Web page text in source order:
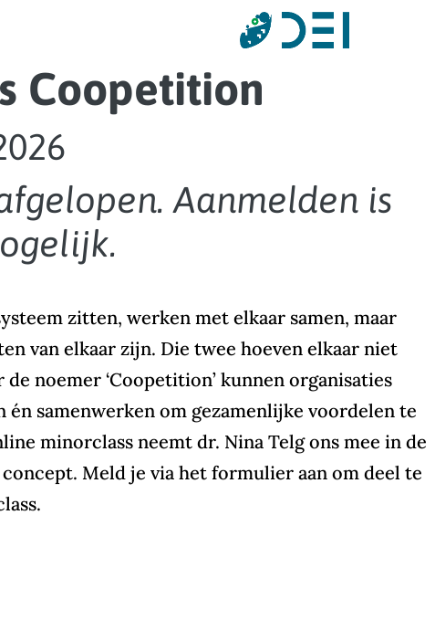
Coopetition
Aanmelden is
zitten, werken met elkaar samen, maar
van elkaar zijn. Die twee hoeven elkaar niet
noemer ‘Coopetition’ kunnen organisaties
samenwerken om gezamenlijke voordelen te
minorclass neemt dr. Nina Telg ons mee in de
Meld je via het formulier aan om deel te